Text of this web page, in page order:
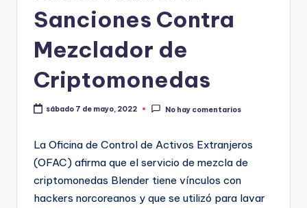
Sanciones Contra
Mezclador de
Criptomonedas
sábado 7 de mayo, 2022 No hay comentarios
La Oficina de Control de Activos Extranjeros
(OFAC) afirma que el servicio de mezcla de
criptomonedas Blender tiene vínculos con
hackers norcoreanos y que se utilizó para lavar